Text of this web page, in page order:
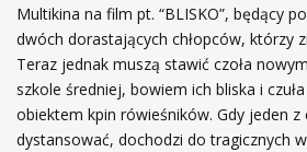
Multikina na film pt. “BLISKO”, będący
dwóch dorastających chłopców, którzy
Teraz jednak muszą stawić czoła
szkole średniej, bowiem ich bliska i
obiektem kpin rówieśników. Gdy jeden z
dystansować, dochodzi do tragicznych